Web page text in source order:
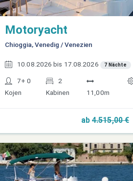
Motoryacht
Chioggia, Venedig / Venezien
10.08.2026 bis 17.08.2026 7 Nächte
7+ 0
Kojen
2
Kabinen
11,00m
ab 4.515,00 €